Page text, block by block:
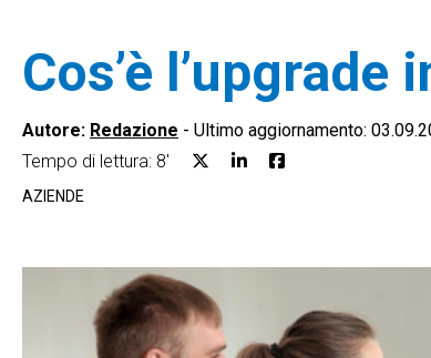
Cos’è
Autore: Redazione - Ultimo aggiornamento:
Tempo di lettura: 8'
AZIENDE